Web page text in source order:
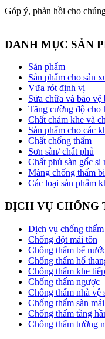
Góp ý, phản hồi cho
DANH MỤC SẢN
Sản phẩm
Sản phẩm cho sản
Vữa rót định vị
Sửa chữa và bảo vệ
Tăng cường độ cho
Chất chám khe và
Sản phẩm cho các
Chất chống thấm
Sơn sàn/ chất phủ
Chất phủ sàn gốc si
Màng chống thấm
Các loại sản phẩm
DỊCH VỤ CHỐNG
Dịch vụ chống thấm
Chống dột mái tôn
Chống thấm bể
Chống thấm hố
Chống thấm khe
Chống thấm ngược
Chống thấm nhà vệ
Chống thấm sàn mái
Chống thấm tầng
Chống thấm tường